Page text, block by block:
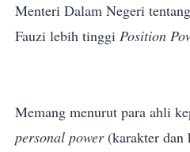
Menteri Dalam Negeri
Fauzi lebih tinggi Position
Memang menurut para ahli
personal power(karakter dan